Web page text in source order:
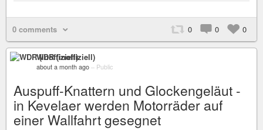
0 comments 0 0 0
WDR (inoffiziell)
about a month ago – Public
Auspuff-Knattern und Glockengeläut -
in Kevelaer werden Motorräder auf
einer Wallfahrt gesegnet